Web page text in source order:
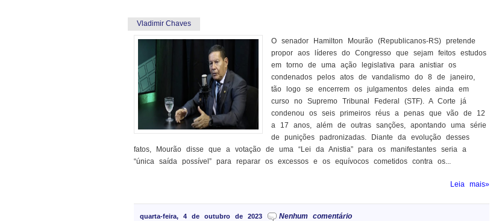
Vladimir Chaves
O senador Hamilton Mourão (Republicanos-RS) pretende
propor aos líderes do Congresso que sejam feitos estudos
em torno de uma ação legislativa para anistiar os
condenados pelos atos de vandalismo do 8 de janeiro,
tão logo se encerrem os julgamentos deles ainda em
curso no Supremo Tribunal Federal (STF). A Corte já
condenou os seis primeiros réus a penas que vão de 12
a 17 anos, além de outras sanções, apontando uma série
de punições padronizadas. Diante da evolução desses
fatos, Mourão disse que a votação de uma “Lei da Anistia” para os manifestantes seria a
“única saída possível” para reparar os excessos e os equívocos cometidos contra os...
Leia mais»
quarta-feira, 4 de outubro de 2023 Nenhum comentário